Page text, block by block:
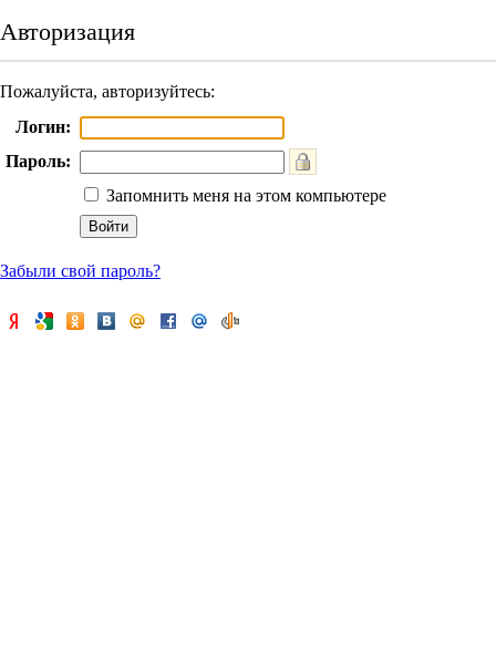
Авторизация
Пожалуйста, авторизуйтесь:
Логин:
Пароль:
Запомнить меня на этом компьютере
Забыли свой пароль?